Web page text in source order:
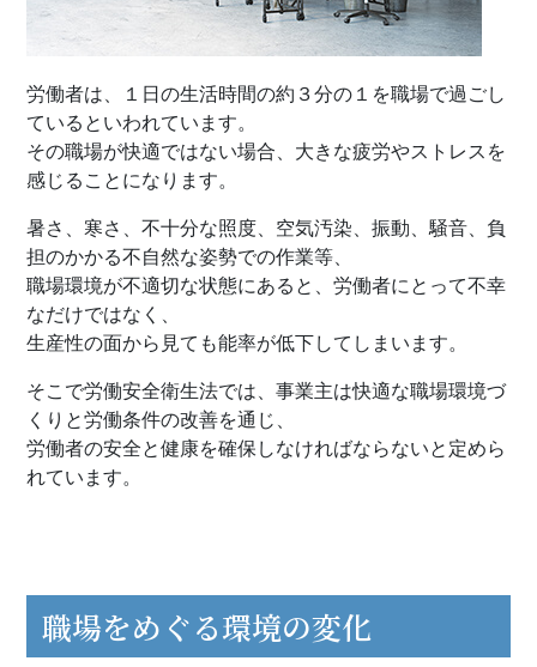
労働者は、１日の生活時間の約３分の１を職場で過ごし
ているといわれています。
​​​​​​​その職場が快適ではない場合、大きな疲労やストレスを
感じることになります。
暑さ、寒さ、不十分な照度、空気汚染、振動、騒音、負
担のかかる不自然な姿勢での作業等、
職場環境が不適切な状態にあると、労働者にとって不幸
なだけではなく、
生産性の面から見ても能率が低下してしまいます。
そこで労働安全衛生法では、事業主は快適な職場環境づ
くりと労働条件の改善を通じ、
​​​​​​​労働者の安全と健康を確保しなければならないと定めら
れています。
職場をめぐる環境の変化